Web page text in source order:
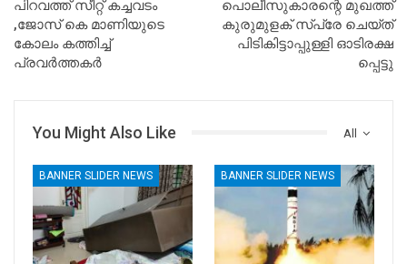
പിറവത്ത് സീറ്റ് കച്ചവടം
,ജോസ് കെ മാണിയുടെ
കോലം കത്തിച്ച്
പ്രവർത്തകർ
പൊ​ലീ​സു​കാ​രന്റെ മു​ഖ​ത്ത്​
കു​രു​മു​ള​ക്​ സ്പ്രേ ​ചെ​യ്ത്
പി​ടി​കി​ട്ടാ​പ്പു​ള്ളി ഓ​ടി​ര​ക്ഷ​
പ്പെ​ട്ടു
All
You Might Also Like
BANNER SLIDER NEWS BANNER SLIDER NEWS